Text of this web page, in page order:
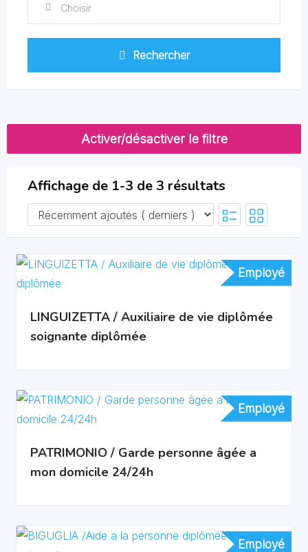
Choisir
Rechercher
Activer/désactiver le filtre
Affichage de 1-3 de 3 résultats
Employé
Employé
LINGUIZETTA / Auxiliaire de vie diplômée
soignante diplômée
Employé
Employé
PATRIMONIO / Garde personne âgée a
mon domicile 24/24h
Employé
Employé